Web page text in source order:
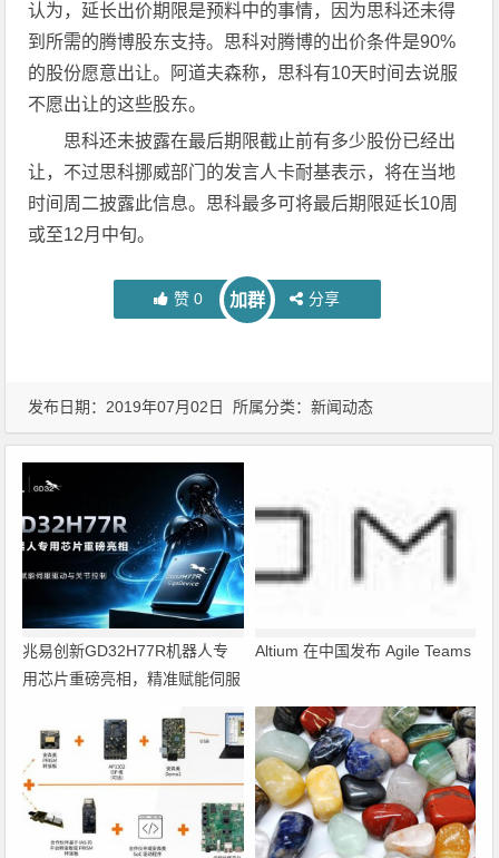
认为，延长出价期限是预料中的事情，因为思科还未得
到所需的腾博股东支持。思科对腾博的出价条件是90%
的股份愿意出让。阿道夫森称，思科有10天时间去说服
不愿出让的这些股东。
思科还未披露在最后期限截止前有多少股份已经出
让，不过思科挪威部门的发言人卡耐基表示，将在当地
时间周二披露此信息。思科最多可将最后期限延长10周
或至12月中旬。
赞 0 加群 分享
发布日期：2019年07月02日 所属分类：新闻动态
兆易创新GD32H77R机器人专
用芯片重磅亮相，精准赋能伺服
Altium 在中国发布 Agile Teams